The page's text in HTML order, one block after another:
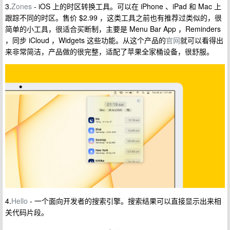
3.Zones - iOS 上的时区转换工具。可以在 iPhone 、iPad 和 Mac 上
跟踪不同的时区。售价 $2.99 ，这类工具之前也有推荐过类似的，很
简单的小工具，很适合买断制，主要是 Menu Bar App ，Reminders
，同步 iCloud ，Widgets 这些功能。从这个产品的官网就可以看得出
来非常简洁，产品做的很完整，适配了苹果全家桶设备，很舒服。
4.Hello - 一个面向开发者的搜索引擎。搜索结果可以直接显示出来相
关代码片段。